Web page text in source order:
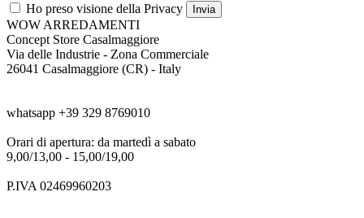
Ho preso visione della Privacy
Invia
WOW ARREDAMENTI
Concept Store Casalmaggiore
Via delle Industrie - Zona Commerciale
26041 Casalmaggiore (CR) - Italy
whatsapp +39 329 8769010
Orari di apertura: da martedì a sabato
9,00/13,00 - 15,00/19,00
P.IVA 02469960203